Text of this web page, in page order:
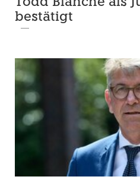
Todd Blanche als
bestätigt